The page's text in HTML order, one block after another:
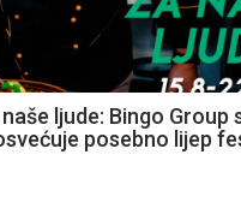
ljude: Bingo Group
posebno lijep